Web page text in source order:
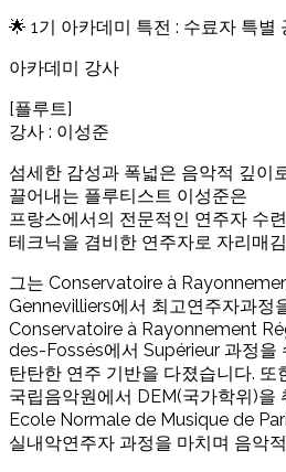
🌟 1기 아카데미 특전 : 수료자 특별
아카데미 강사
[플루트]
강사 : 이성준
섬세한 감성과 폭넓은 음악적 깊이
끌어내는 플루티스트 이성준은
프랑스에서의 전문적인 연주자 수
테크닉을 겸비한 연주자로 자리매
그는 Conservatoire à
Gennevilliers에서 최고연주자과정
Conservatoire à Rayonnement
des-Fossés에서 Supérieur 과정을
탄탄한 연주 기반을 다졌습니다.
국립음악원에서 DEM(국가학위)을
Ecole Normale de Musique de
실내악연주자 과정을 마치며 음악